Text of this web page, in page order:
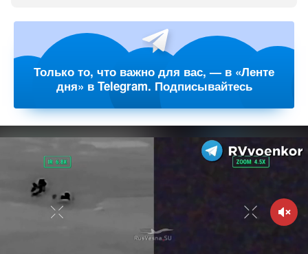
Только то, что важно для вас, — в «Ленте
дня» в Telegram. Подписывайтесь